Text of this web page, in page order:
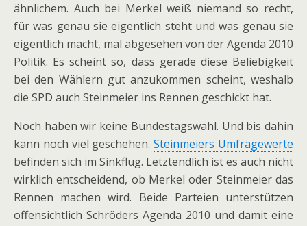
ähnlichem. Auch bei Merkel weiß niemand so recht,
für was genau sie eigentlich steht und was genau sie
eigentlich macht, mal abgesehen von der Agenda 2010
Politik. Es scheint so, dass gerade diese Beliebigkeit
bei den Wählern gut anzukommen scheint, weshalb
die SPD auch Steinmeier ins Rennen geschickt hat.
Noch haben wir keine Bundestagswahl. Und bis dahin
kann noch viel geschehen.Steinmeiers Umfragewerte
befinden sich im Sinkflug. Letztendlich ist es auch nicht
wirklich entscheidend, ob Merkel oder Steinmeier das
Rennen machen wird. Beide Parteien unterstützen
offensichtlich Schröders Agenda 2010 und damit eine